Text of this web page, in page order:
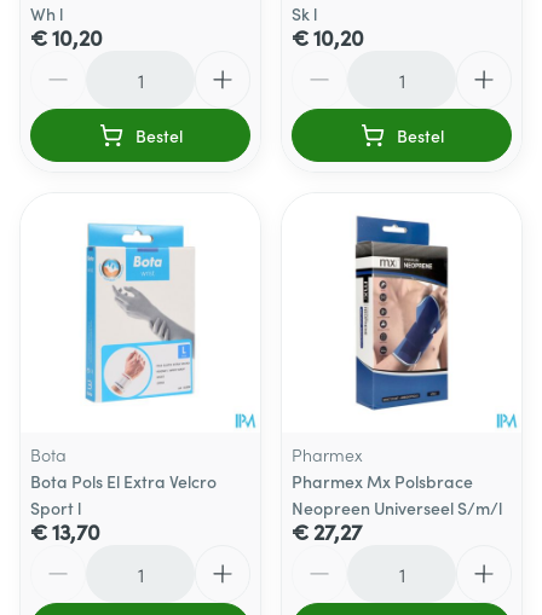
Wh l
€ 10,20
Bestel
Sk l
€ 10,20
Bestel
Bota
Bota Pols El Extra Velcro
Sport l
€ 13,70
Pharmex
Pharmex Mx Polsbrace
Neopreen Universeel S/m/l
€ 27,27